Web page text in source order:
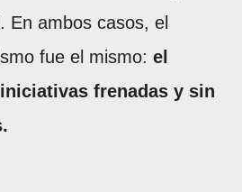
. En ambos casos, el
fue el mismo: el
frenadas y sin